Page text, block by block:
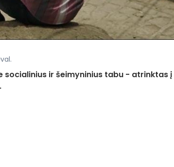
ir šeimyninius tabu - atrinktas į